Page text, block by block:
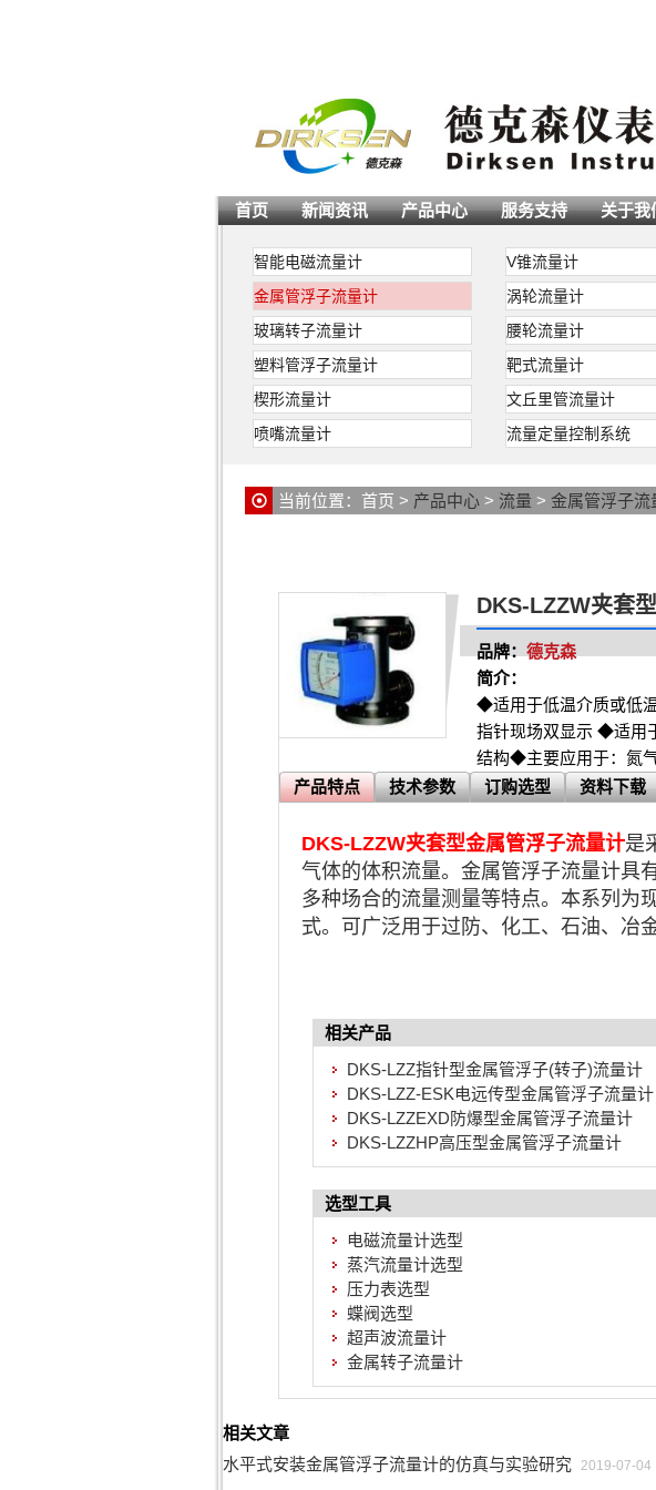
首页 新闻资讯 产品中心 服务支持 关于我
智能电磁流量计 V锥流量计
金属管浮子流量计
涡轮流量计
玻璃转子流量计
腰轮流量计
塑料管浮子流量计
靶式流量计
楔形流量计
文丘里管流量计
喷嘴流量计
流量定量控制系统
当前位置： 首页 > 产品中心 > 流量 > 金属管浮子流
DKS-LZZW夹套
品牌： 德克森
简介：
◆适用于低温介质或低
指针现场双显示 ◆适用
结构◆主要应用于：氮
产品特点
技术参数 订购选型 资料下载
DKS-LZZW夹套型金属管浮子流量计是
气体的体积流量。金属管浮子流量计具
多种场合的流量测量等特点。本系列为
式。可广泛用于过防、化工、石油、冶
相关产品
DKS-LZZ指针型金属管浮子(转子)流量计
DKS-LZZ-ESK电远传型金属管浮子流量计
DKS-LZZEXD防爆型金属管浮子流量计
DKS-LZZHP高压型金属管浮子流量计
选型工具
电磁流量计选型
蒸汽流量计选型
压力表选型
蝶阀选型
超声波流量计
金属转子流量计
相关文章
水平式安装金属管浮子流量计的仿真与实验研究
2019-07-04